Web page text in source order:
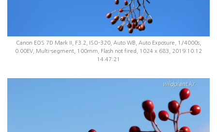
Canon EOS 7D Mark II, F3.2, ISO-320, Auto WB, Auto Exposure, 1/4000s,
0.00EV, Multi-segment, 100mm, Flash not fired, 1024 x 683, 2019:10:12
14:47:21